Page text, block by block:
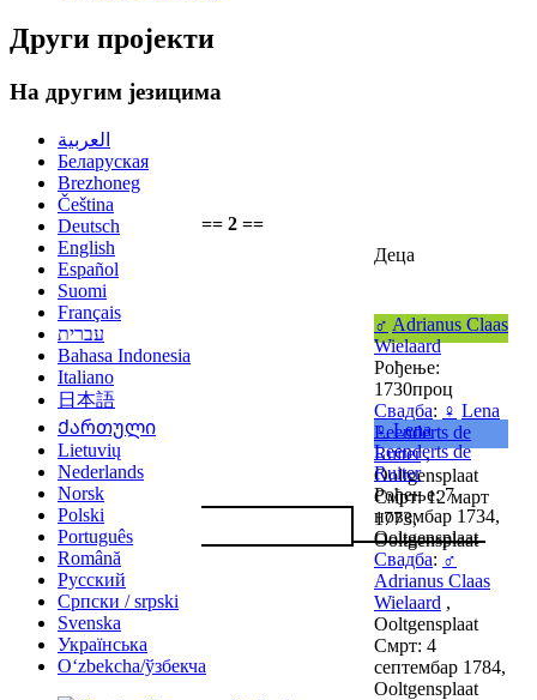
== 2 ==
Деца
♂ Adrianus Claas
Wielaard
Рођење:
1730проц
Свадба: ♀ Lena
Leenderts de
Ruiter,
Ooltgensplaat
Смрт: 12 март
1773,
Ooltgensplaat
♀ Lena
Leenderts de
Ruiter
Рођење: 7
новембар 1734,
Ooltgensplaat
Свадба: ♂
Adrianus Claas
Wielaard ,
Ooltgensplaat
Смрт: 4
септембар 1784,
Ooltgensplaat
Други пројекти
На другим језицима
العربية
Беларуская
Brezhoneg
Čeština
Deutsch
English
Español
Suomi
Français
עברית
Bahasa Indonesia
Italiano
日本語
Ქართული
Lietuvių
Nederlands
Norsk
Polski
Português
Română
Русский
Српски / srpski
Svenska
Українська
Oʻzbekcha/ўзбекча